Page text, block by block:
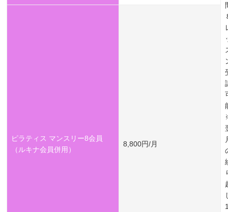
ピラティス マンスリー8会員
（ルキナ会員併用）
8,800円/月